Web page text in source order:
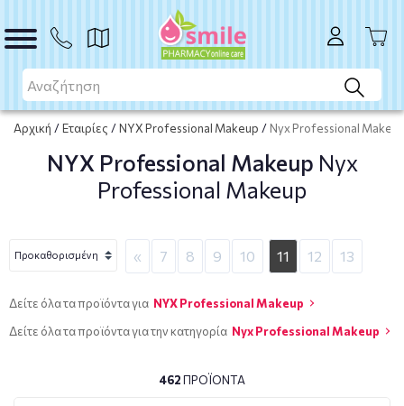
Αρχική /Εταιρίες /NYX Professional Makeup / Nyx Professional
NYX Professional Makeup Nyx
Professional Makeup
« 7 8 9 10 11 12 13
Δείτε όλα τα προϊόντα για NYX Professional Makeup
Δείτε όλα τα προϊόντα για την κατηγορία Nyx Professional Makeup
462ΠΡΟΪΌΝΤΑ